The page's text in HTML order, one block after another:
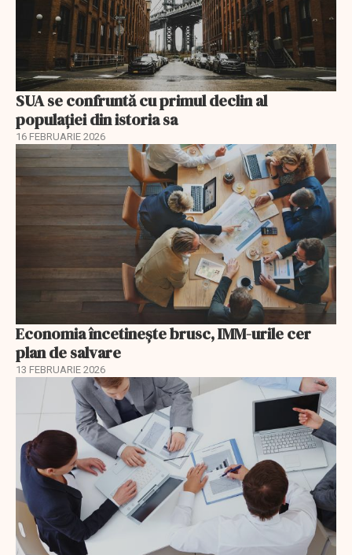
SUA se confruntă cu primul declin al
populației din istoria sa
16 FEBRUARIE 2026
Economia încetinește brusc, IMM-urile cer
plan de salvare
13 FEBRUARIE 2026